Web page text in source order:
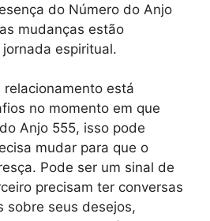
do Número do Anjo
mudanças estão
espiritual.
está
no momento em que
Anjo 555, isso pode
mudar para que o
Pode ser um sinal de
precisam ter conversas
sobre seus desejos,